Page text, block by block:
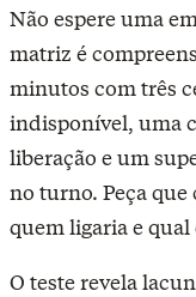
Não espere uma
matriz é
minutos com três
indisponível, uma
liberação e um
no turno. Peça que
quem ligaria e
O teste revela